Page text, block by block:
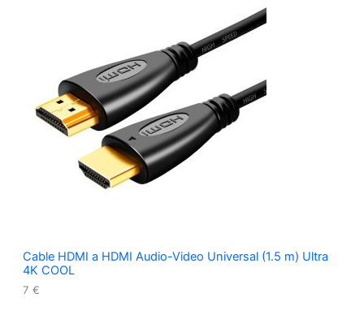
Cable HDMI a HDMI Audio-Video Universal (1.5 m) Ultra
4K COOL
7 €